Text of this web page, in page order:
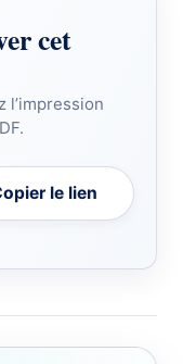
cet
l’impression
le lien